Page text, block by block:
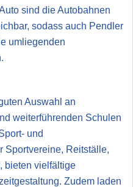
sind die Autobahnen
sodass auch Pendler
umliegenden
Auswahl an
weiterführenden Schulen
und
Sportvereine, Reitställe,
bieten vielfältige
Zudem laden